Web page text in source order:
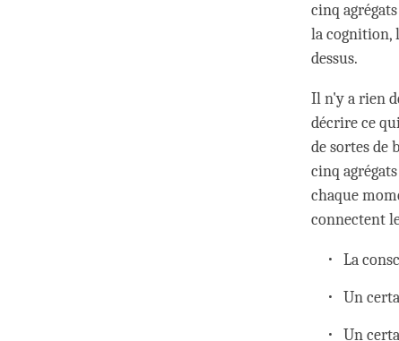
cinq
la cognition,
dessus.
Il n'y a rien
décrire ce
de sortes de
cinq
chaque
connectent
La
Un
Un